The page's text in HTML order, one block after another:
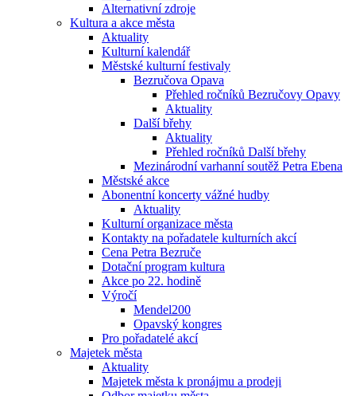
Alternativní zdroje
Kultura a akce města
Aktuality
Kulturní kalendář
Městské kulturní festivaly
Bezručova Opava
Přehled ročníků Bezručovy Opavy
Aktuality
Další břehy
Aktuality
Přehled ročníků Další břehy
Mezinárodní varhanní soutěž Petra Ebena
Městské akce
Abonentní koncerty vážné hudby
Aktuality
Kulturní organizace města
Kontakty na pořadatele kulturních akcí
Cena Petra Bezruče
Dotační program kultura
Akce po 22. hodině
Výročí
Mendel200
Opavský kongres
Pro pořadatelé akcí
Majetek města
Aktuality
Majetek města k pronájmu a prodeji